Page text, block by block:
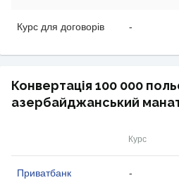
Курс для договорів -
Конвертація 100 000
азербайджанський
Курс
Приватбанк -